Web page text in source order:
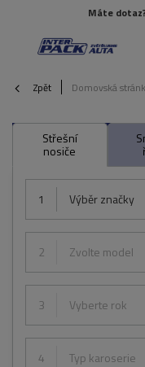
Máte
Zpět Domovská
Střešní
nosiče
1 Výběr značky
2 Zvolte model
3 Vyberte rok
4 Typ karoserie